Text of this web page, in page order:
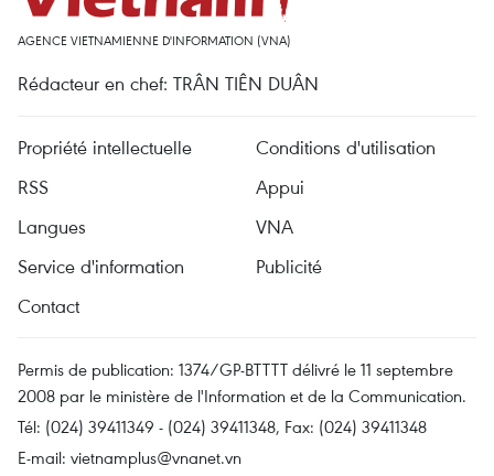
AGENCE VIETNAMIENNE D'INFORMATION (VNA)
Rédacteur en chef: TRÂN TIÊN DUÂN
Propriété intellectuelle
Conditions d'utilisation
RSS
Appui
Langues
VNA
Service d'information
Publicité
Contact
Permis de publication: 1374/GP-BTTTT délivré le 11 septembre
2008 par le ministère de l'Information et de la Communication.
Tél: (024) 39411349 - (024) 39411348, Fax: (024) 39411348
E-mail: vietnamplus@vnanet.vn